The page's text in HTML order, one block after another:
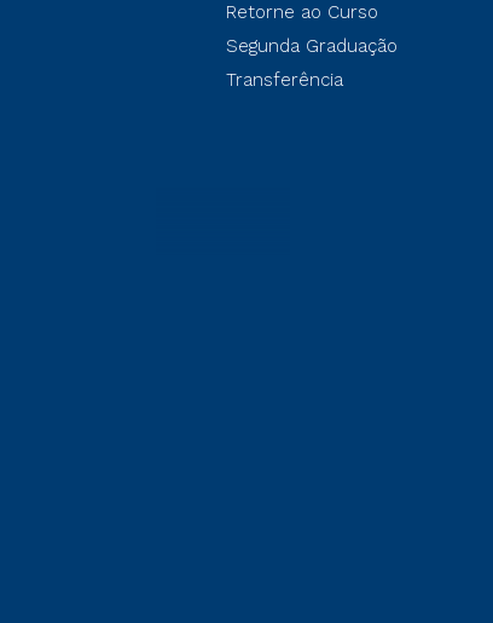
Retorne ao Curso
Segunda Graduação
Transferência